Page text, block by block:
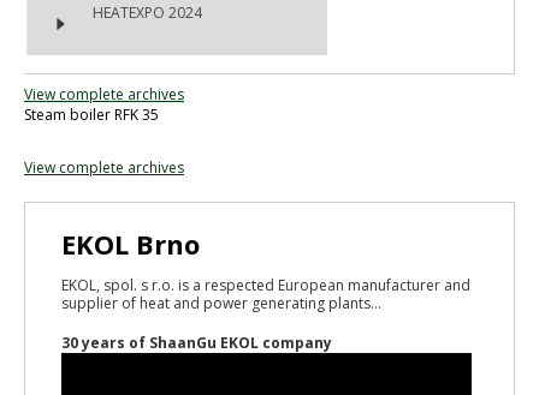
HEATEXPO 2024
View complete archives
Steam boiler RFK 35
View complete archives
EKOL Brno
EKOL, spol. s r.o. is a respected European manufacturer and
supplier of heat and power generating plants...
30 years of ShaanGu EKOL company